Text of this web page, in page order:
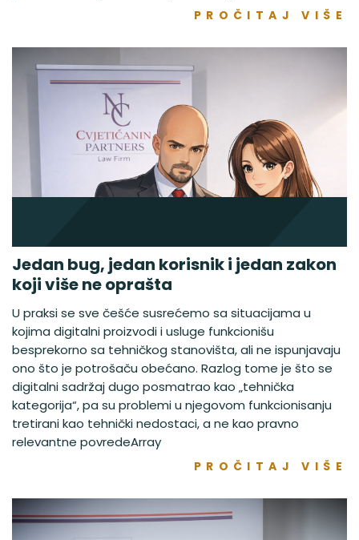
PROČITAJ VIŠE
Jedan bug, jedan korisnik i jedan zakon
koji više ne oprašta
U praksi se sve češće susrećemo sa situacijama u
kojima digitalni proizvodi i usluge funkcionišu
besprekorno sa tehničkog stanovišta, ali ne ispunjavaju
ono što je potrošaču obećano. Razlog tome je što se
digitalni sadržaj dugo posmatrao kao „tehnička
kategorija“, pa su problemi u njegovom funkcionisanju
tretirani kao tehnički nedostaci, a ne kao pravno
relevantne povredeArray
PROČITAJ VIŠE